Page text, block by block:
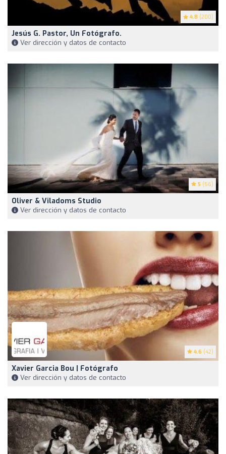
4.8 (200)
Jesús G. Pastor, Un Fotógrafo.
Ver dirección y datos de contacto
5 (56)
Oliver & Viladoms Studio
Ver dirección y datos de contacto
4.6 (42)
Xavier Garcia Bou | Fotógrafo
Ver dirección y datos de contacto